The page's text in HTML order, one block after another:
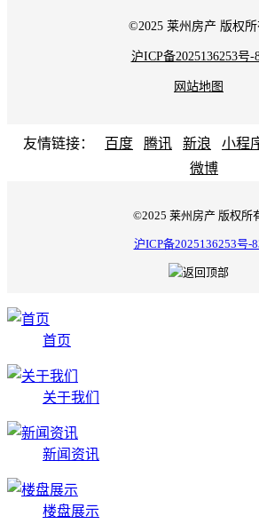
©2025 莱州房产 版权所
沪ICP备2025136253号-
网站地图
友情链接： 百度 腾讯 新浪 小程
微博
©2025 莱州房产 版权所
沪ICP备2025136253号-
首页
关于我们
新闻资讯
楼盘展示